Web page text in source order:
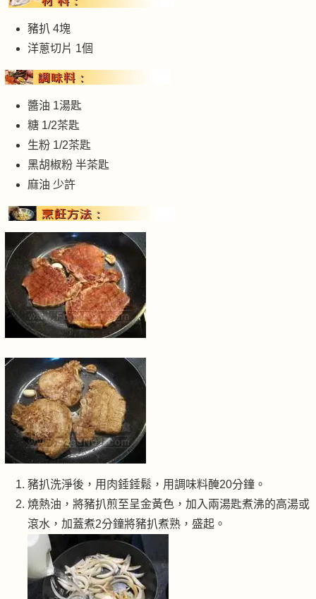
豬扒 4塊
洋蔥切片 1個
醬油 1湯匙
糖 1/2茶匙
生粉 1/2茶匙
黑胡椒粉 半茶匙
麻油 少許
豬扒洗淨後，用肉錘錘鬆，用調味料醃20分鐘。
燒熱油，將豬扒煎至呈金黃色，加入兩湯匙煮沸的高湯或
滾水，加蓋煮2分鐘將豬扒煮熟，盛起。